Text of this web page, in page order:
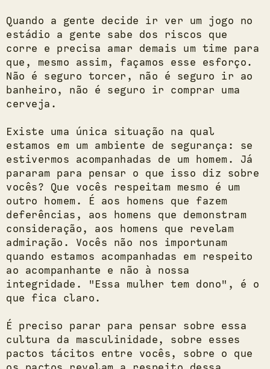
Quando a gente decide ir ver um jogo no
estádio a gente sabe dos riscos que
corre e precisa amar demais um time para
que, mesmo assim, façamos esse esforço.
Não é seguro torcer, não é seguro ir ao
banheiro, não é seguro ir comprar uma
cerveja.
Existe uma única situação na qual
estamos em um ambiente de segurança: se
estivermos acompanhadas de um homem. Já
pararam para pensar o que isso diz sobre
vocês? Que vocês respeitam mesmo é um
outro homem. É aos homens que fazem
deferências, aos homens que demonstram
consideração, aos homens que revelam
admiração. Vocês não nos importunam
quando estamos acompanhadas em respeito
ao acompanhante e não à nossa
integridade. "Essa mulher tem dono", é o
que fica claro.
É preciso parar para pensar sobre essa
cultura da masculinidade, sobre esses
pactos tácitos entre vocês, sobre o que